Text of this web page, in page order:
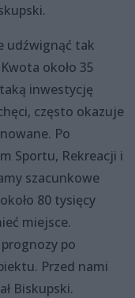
udźwignąć tak
około 35
inwestycję
często okazuje
Po
Sportu, Rekreacji i
szacunkowe
80 tysięcy
miejsce.
po
Przed nami
Biskupski.